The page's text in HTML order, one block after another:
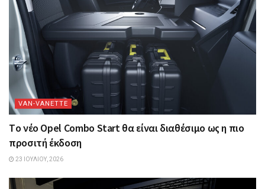
VAN-VANETTΕ
Tο νέο Opel Combo Start θα είναι διαθέσιμο ως η πιο
προσιτή έκδοση
23 ΙΟΥΛΊΟΥ, 2026